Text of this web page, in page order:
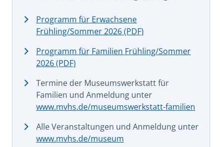
Programm für Erwachsene
Frühling/Sommer 2026 (PDF)
Programm für Familien Frühling/Sommer
2026 (PDF)
Termine der Museumswerkstatt für
Familien und Anmeldung unter
www.mvhs.de/museumswerkstatt-familien
Alle Veranstaltungen und Anmeldung unter
www.mvhs.de/museum